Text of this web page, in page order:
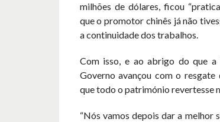
milhões de dólares, ficou
que o promotor chinês já não
a continuidade dos trabalhos.
Com isso, e ao abrigo do que
Governo avançou com o resgate
que todo o património revertesse
“Nós vamos depois dar a melhor